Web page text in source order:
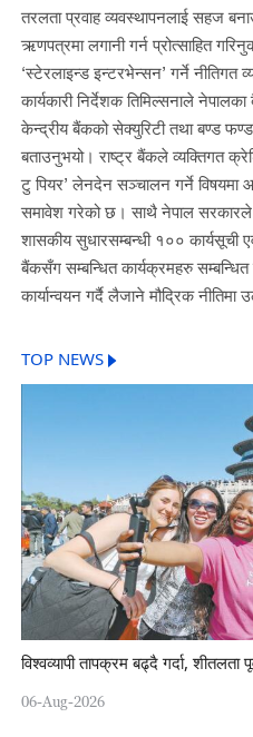
तरलता प्रवाह व्यवस्थापनलाई सहज
ऋणपत्रमा लगानी गर्न प्रोत्साहित
‘स्टेरलाइन्ड इन्टरभेन्सन’ गर्ने नीतिगत
कार्यकारी निर्देशक तिमिल्सनाले
केन्द्रीय बैंकको सेक्युरिटी तथा बण्ड
बताउनुभयो। राष्ट्र बैंकले व्यक्तिगत
टु पियर’ लेनदेन सञ्चालन गर्ने विषयमा
समावेश गरेको छ। साथै नेपाल सरकारले
शासकीय सुधारसम्बन्धी १००
बैंकसँग सम्बन्धित कार्यक्रमहरु
कार्यान्वयन गर्दै लैजाने मौद्रिक
TOP NEWS
विश्वव्यापी तापक्रम बढ्दै गर्दा, शीतलता
06-Aug-2026